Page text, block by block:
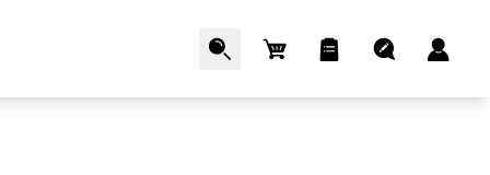
Cart